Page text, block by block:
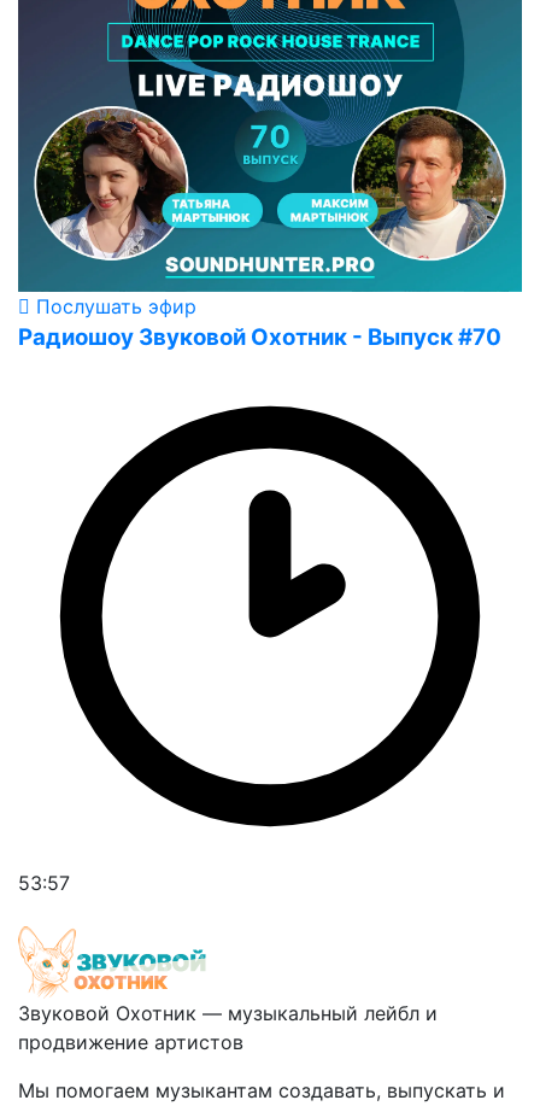
Послушать эфир
Радиошоу Звуковой Охотник - Выпуск #70
53:57
Звуковой Охотник — музыкальный лейбл и
продвижение артистов
Мы помогаем музыкантам создавать, выпускать и